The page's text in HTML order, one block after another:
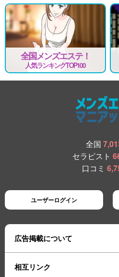
全国メンズエステ！
人気ランキングTOP100
全国
セラピスト
口コミ
ユーザーログイン
広告掲載について
相互リンク